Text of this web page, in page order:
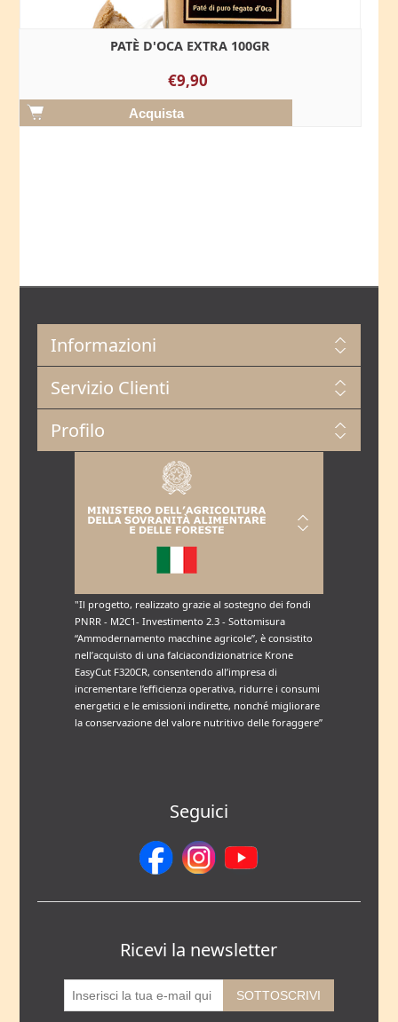
PATÈ D'OCA EXTRA 100GR
€9,90
Informazioni
Servizio Clienti
Profilo
"Il progetto, realizzato grazie al sostegno dei fondi
PNRR - M2C1- Investimento 2.3 - Sottomisura
“Ammodernamento macchine agricole”, è consistito
nell’acquisto di una falciacondizionatrice Krone
EasyCut F320CR, consentendo all’impresa di
incrementare l’efficienza operativa, ridurre i consumi
energetici e le emissioni indirette, nonché migliorare
la conservazione del valore nutritivo delle foraggere”
Seguici
Ricevi la newsletter